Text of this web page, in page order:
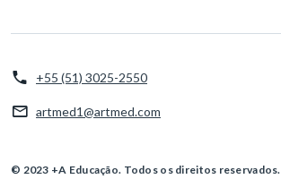
+55 (51) 3025-2550
artmed1@artmed.com
© 2023 +A Educação. Todos os direitos reservados.